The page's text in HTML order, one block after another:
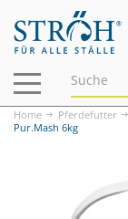
Navigation
ein-/ausblenden
Home Pferdefutter
Pur.Mash 6kg